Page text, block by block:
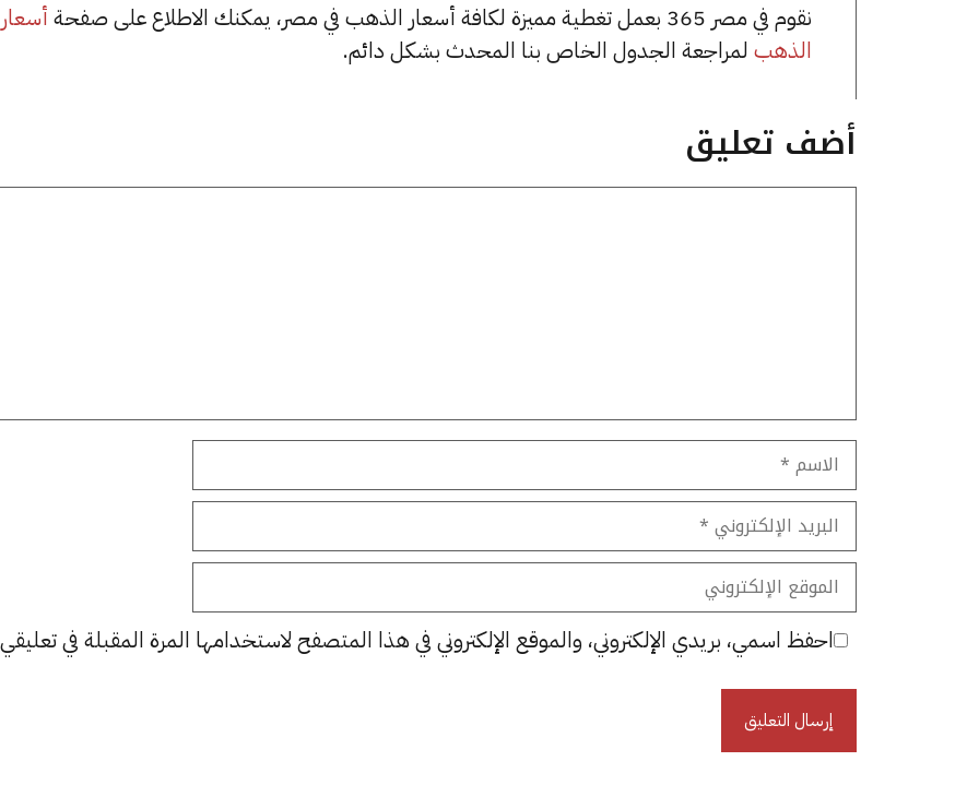
نقوم في مصر 365 بعمل تغطية مميزة لكافة أسعار الذهب في مصر، يمكنك الاطلاع على صفحة
أسعار
الذهب لمراجعة الجدول الخاص بنا المحدث بشكل دائم.
أضف تعليق
الاسم
البريد
الإلكتروني
الموقع
الإلكتروني
احفظ اسمي، بريدي الإلكتروني، والموقع الإلكتروني في هذا المتصفح لاستخدامها المرة المقبلة في